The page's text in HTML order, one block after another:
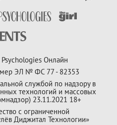
Онлайн
ЭЛ № ФС 77 - 82353
службой по надзору в
технологий и массовых
23.11.2021 18+
с ограниченной
Диджитал Технологии»